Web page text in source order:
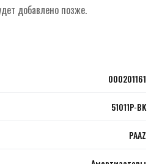
добавлено позже.
000201161
51011P-BK
PAAZ